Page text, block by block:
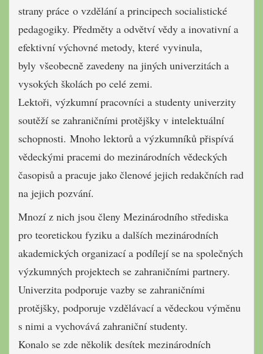
strany práce o vzdělání a principech socialistické
pedagogiky. Předměty a odvětví vědy a inovativní a
efektivní výchovné metody, které vyvinula,
byly všeobecně zavedeny na jiných univerzitách a
vysokých školách po celé zemi.
Lektoři, výzkumní pracovníci a studenty univerzity
soutěží se zahraničními protějšky v intelektuální
schopnosti. Mnoho lektorů a výzkumníků přispívá
vědeckými pracemi do mezinárodních vědeckých
časopisů a pracuje jako členové jejich redakčních rad
na jejich pozvání.
Mnozí z nich jsou členy Mezinárodního střediska
pro teoretickou fyziku a dalších mezinárodních
akademických organizací a podílejí se na společných
výzkumných projektech se zahraničními partnery.
Univerzita podporuje vazby se zahraničními
protějšky, podporuje vzdělávací a vědeckou výměnu
s nimi a vychovává zahraniční studenty.
Konalo se zde několik desítek mezinárodních